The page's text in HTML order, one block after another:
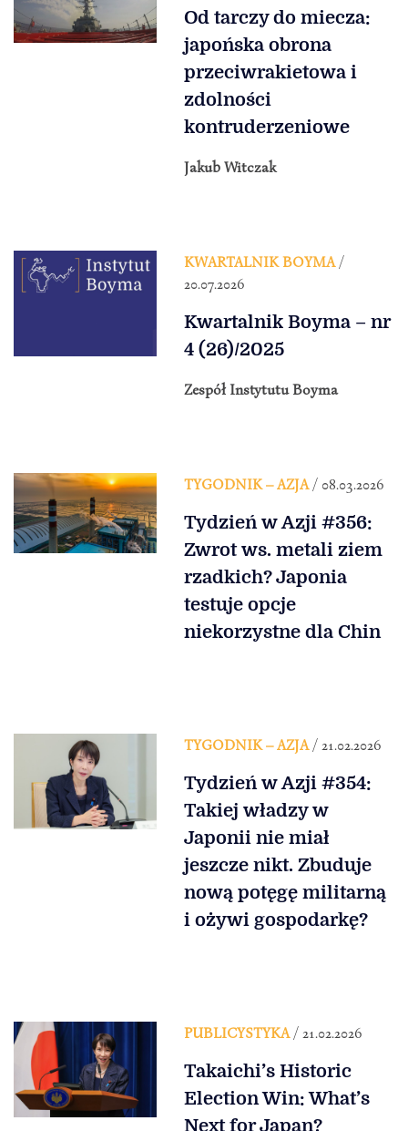
Od tarczy do miecza:
japońska obrona
przeciwrakietowa i
zdolności
kontruderzeniowe
Jakub Witczak
KWARTALNIK BOYMA/
20.07.2026
Kwartalnik Boyma – nr
4 (26)/2025
Zespół Instytutu Boyma
TYGODNIK – AZJA/ 08.03.2026
Tydzień w Azji #356:
Zwrot ws. metali ziem
rzadkich? Japonia
testuje opcje
niekorzystne dla Chin
TYGODNIK – AZJA/ 21.02.2026
Tydzień w Azji #354:
Takiej władzy w
Japonii nie miał
jeszcze nikt. Zbuduje
nową potęgę militarną
i ożywi gospodarkę?
PUBLICYSTYKA/ 21.02.2026
Takaichi’s Historic
Election Win: What’s
Next for Japan?